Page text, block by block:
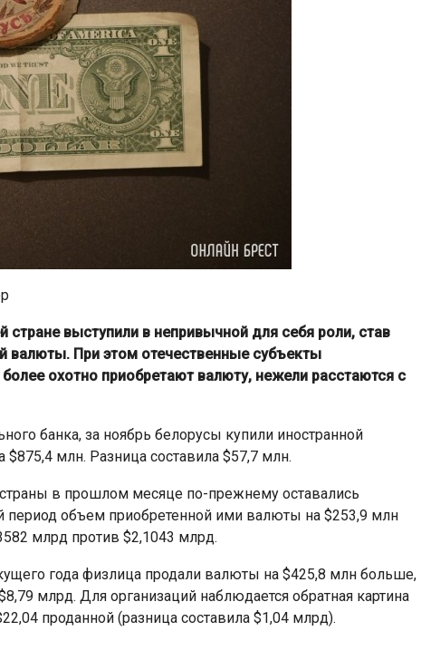
выступили в непривычной для себя роли, став
валюты. При этом отечественные субъекты
охотно приобретают валюту, нежели расстаются с
банка, за ноябрь белорусы купили иностранной
млн. Разница составила $57,7 млн.
в прошлом месяце по-прежнему оставались
период объем приобретенной ими валюты на $253,9 млн
млрд против $2,1043 млрд.
года физлица продали валюты на $425,8 млн больше,
млрд. Для организаций наблюдается обратная картина
проданной (разница составила $1,04 млрд).